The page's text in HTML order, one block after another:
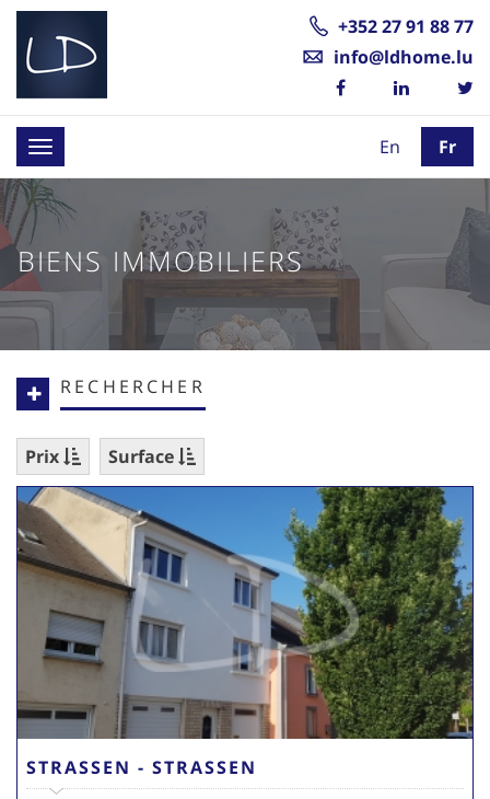
+352 27 91 88 77
info@ldhome.lu
Toggle
navigation
En Fr
BIENS IMMOBILIERS
RECHERCHER
Prix Surface
STRASSEN - STRASSEN